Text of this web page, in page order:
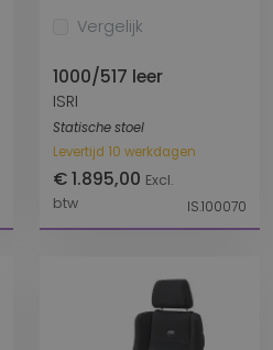
Vergelijk
1000/517 leer
ISRI
Statische stoel
Levertijd 10 werkdagen
€ 1.895,00 Excl.
btw
IS.100070